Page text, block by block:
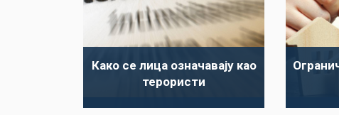
Како се лица означавају као
терористи